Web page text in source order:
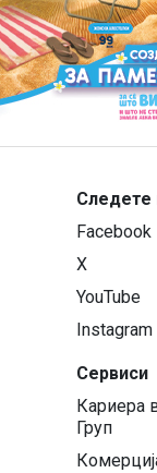
Следете
Facebook
X
YouTube
Instagram
Сервиси
Кариера
Груп